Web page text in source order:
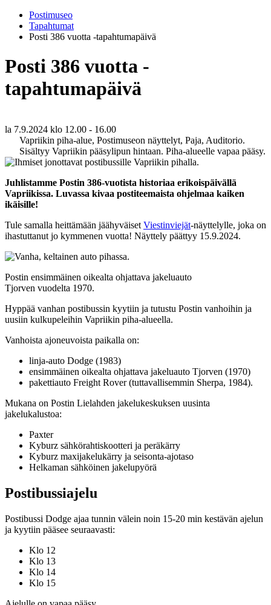
Postimuseo
Tapahtumat
Posti 386 vuotta -tapahtumapäivä
Posti 386 vuotta -
tapahtumapäivä
la 7.9.2024 klo 12.00 - 16.00
Vapriikin piha-alue, Postimuseon näyttelyt, Paja, Auditorio.
Sisältyy Vapriikin pääsylipun hintaan. Piha-alueelle vapaa pääsy.
Juhlistamme Postin 386-vuotista historiaa erikoispäivällä
Vapriikissa. Luvassa kivaa postiteemaista ohjelmaa kaiken
ikäisille!
Tule samalla heittämään jäähyväiset Viestinviejät-näyttelylle, joka on
ihastuttanut jo kymmenen vuotta! Näyttely päättyy 15.9.2024.
Postin ensimmäinen oikealta ohjattava jakeluauto
Tjorven vuodelta 1970.
Hyppää vanhan postibussin kyytiin ja tutustu Postin vanhoihin ja
uusiin kulkupeleihin Vapriikin piha-alueella.
Vanhoista ajoneuvoista paikalla on:
linja-auto Dodge (1983)
ensimmäinen oikealta ohjattava jakeluauto Tjorven (1970)
pakettiauto Freight Rover (tuttavallisemmin Sherpa, 1984).
Mukana on Postin Lielahden jakelukeskuksen uusinta
jakelukalustoa:
Paxter
Kyburz sähkörahtiskootteri ja peräkärry
Kyburz maxijakelukärry ja seisonta-ajotaso
Helkaman sähköinen jakelupyörä
Postibussiajelu
Postibussi Dodge ajaa tunnin välein noin 15-20 min kestävän ajelun
ja kyytiin pääsee seuraavasti:
Klo 12
Klo 13
Klo 14
Klo 15